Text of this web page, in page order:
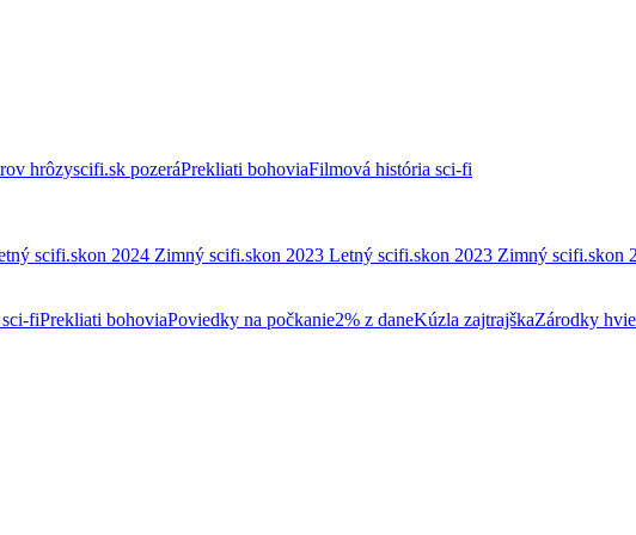
hrôzyscifi.sk pozeráPrekliati bohoviaFilmová história sci-fi
scifi.skon 2024 Zimný scifi.skon 2023 Letný scifi.skon 2023 Zimný scifi.skon
fiPrekliati bohoviaPoviedky na počkanie2% z daneKúzla zajtrajškaZárodky